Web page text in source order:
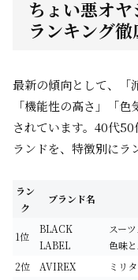
ちょい悪オ
ランキング
最新の傾向として、「
「機能性の高さ」「
されています。40代
ランドを、特徴別にラ
ラン
ク
ブランド名
1位
BLACK
LABEL
スー
色味
2位
AVIREX ミリ